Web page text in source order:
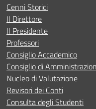
Cenni Storici
Il Direttore
Il Presidente
Professori
Consiglio Accademico
Consiglio di
Nucleo di Valutazione
Revisori dei Conti
Consulta degli Studenti